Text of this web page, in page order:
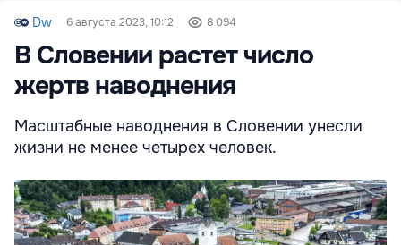
Dw 6 августа 2023, 10:12 8 094
В Словении растет число
жертв наводнения
Масштабные наводнения в Словении унесли
жизни не менее четырех человек.